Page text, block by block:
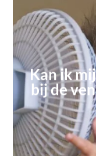
Kan ik
bij de